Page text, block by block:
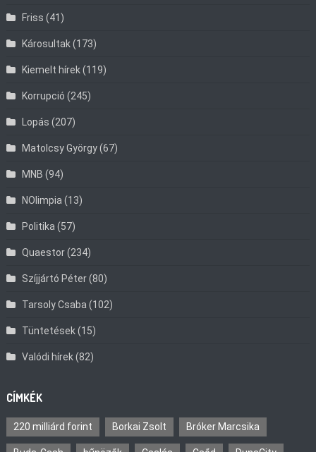
Friss (41)
Károsultak(173)
Kiemelt hírek(119)
Korrupció (245)
Lopás (207)
Matolcsy György(67)
MNB (94)
NOlimpia (13)
Politika (57)
Quaestor(234)
Szíjjártó Péter(80)
Tarsoly Csaba (102)
Tüntetések(15)
Valódi hírek(82)
CÍMKÉK
220 milliárd forint Borkai Zsolt Bróker Marcsika